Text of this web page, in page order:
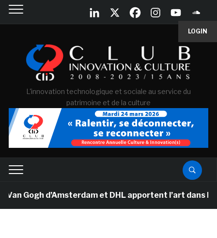
LOGIN
L'innovation technologique et sociale au service du
patrimoine et de la culture
Van Gogh d’Amsterdam et DHL apportent l’art dans